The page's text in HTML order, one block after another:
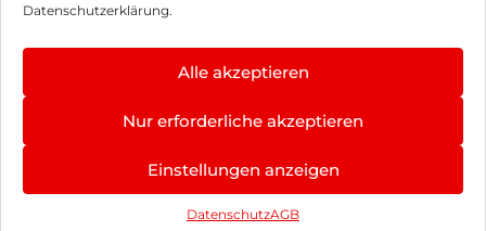
Datenschutzerklärung.
Alle akzeptieren
Nur erforderliche akzeptieren
Einstellungen anzeigen
DatenschutzAGB
Samsung Galaxy
S25 128 GB Silver
Shadow€
Business Edition
256 GB Grey
Google Pixel 9a 128
GB Obsidian
Apple iPhone 16
128 GB Schwarz